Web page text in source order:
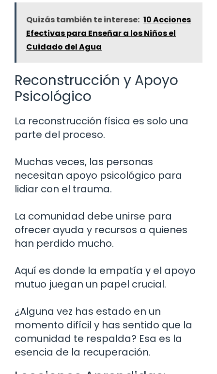
Quizás también te interese: 10 Acciones
Efectivas para Enseñar a los Niños el
Cuidado del Agua
Reconstrucción y Apoyo
Psicológico
La reconstrucción física es solo una
parte del proceso.
Muchas veces, las personas
necesitan apoyo psicológico para
lidiar con el trauma.
La comunidad debe unirse para
ofrecer ayuda y recursos a quienes
han perdido mucho.
Aquí es donde la empatía y el apoyo
mutuo juegan un papel crucial.
¿Alguna vez has estado en un
momento difícil y has sentido que la
comunidad te respalda? Esa es la
esencia de la recuperación.